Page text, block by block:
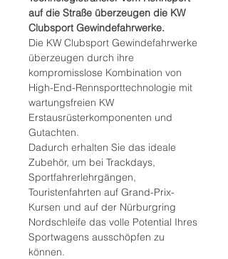
auf die Straße überzeugen die KW
Clubsport Gewindefahrwerke.
Die KW Clubsport Gewindefahrwerke
überzeugen durch ihre
kompromisslose Kombination von
High-End-Rennsporttechnologie mit
wartungsfreien KW
Erstausrüsterkomponenten und
Gutachten.
Dadurch erhalten Sie das ideale
Zubehör, um bei Trackdays,
Sportfahrerlehrgängen,
Touristenfahrten auf Grand-Prix-
Kursen und auf der Nürburgring
Nordschleife das volle Potential Ihres
Sportwagens ausschöpfen zu
können.